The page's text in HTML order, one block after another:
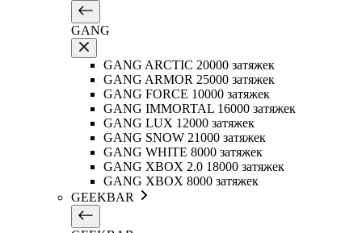
GANG
GANG ARCTIC 20000 затяжек
GANG ARMOR 25000 затяжек
GANG FORCE 10000 затяжек
GANG IMMORTAL 16000 затяжек
GANG LUX 12000 затяжек
GANG SNOW 21000 затяжек
GANG WHITE 8000 затяжек
GANG XBOX 2.0 18000 затяжек
GANG XBOX 8000 затяжек
GEEKBAR